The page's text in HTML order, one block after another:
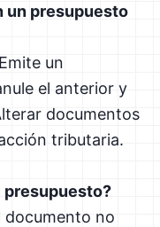
un presupuesto
un
el anterior y
documentos
tributaria.
presupuesto?
documento no